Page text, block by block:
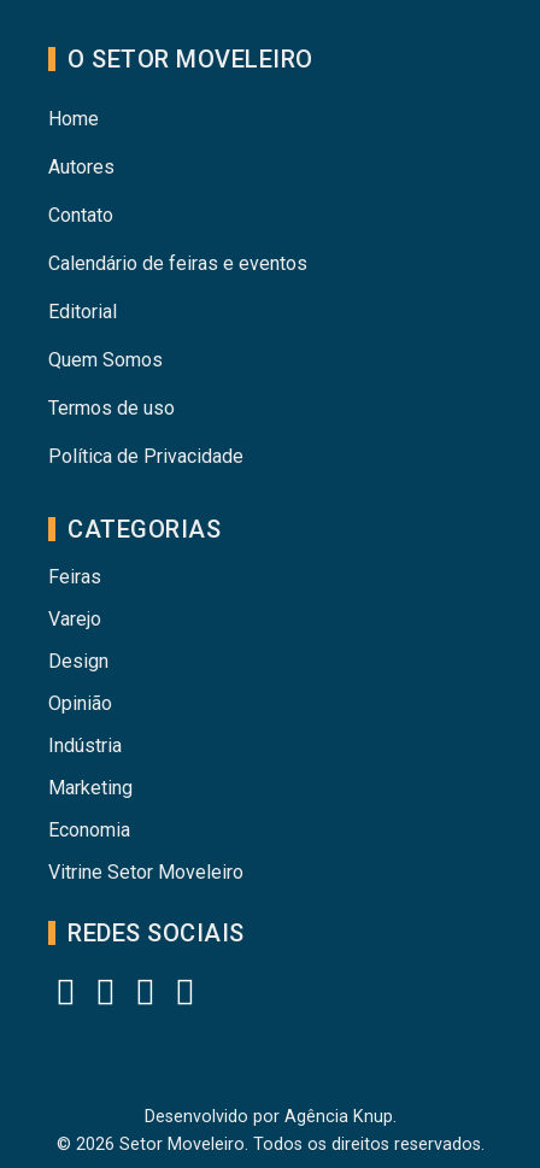
O SETOR MOVELEIRO
Home
Autores
Contato
Calendário de feiras e eventos
Editorial
Quem Somos
Termos de uso
Política de Privacidade
CATEGORIAS
Feiras
Varejo
Design
Opinião
Indústria
Marketing
Economia
Vitrine Setor Moveleiro
REDES SOCIAIS
Desenvolvido por Agência Knup.
© 2026 Setor Moveleiro. Todos os direitos reservados.